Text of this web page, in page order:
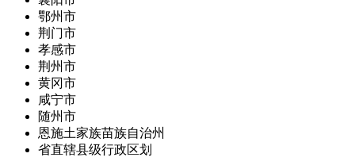
鄂州市
荆门市
孝感市
荆州市
黄冈市
咸宁市
随州市
恩施土家族苗族自治州
省直辖县级行政区划